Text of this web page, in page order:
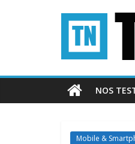
Le
belge
connectéNOS
Mobile &